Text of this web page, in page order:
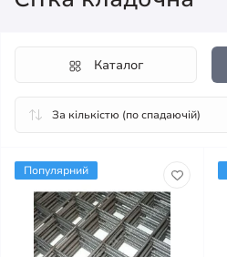
Каталог
Популярний